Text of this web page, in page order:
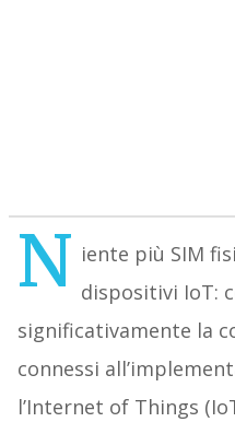
N iente più SIM
dispositivi IoT:
significativamente la
connessi
l’Internet of Things